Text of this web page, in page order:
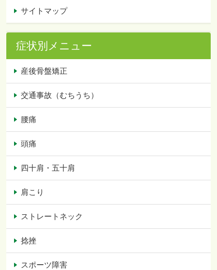
サイトマップ
症状別メニュー
産後骨盤矯正
交通事故（むちうち）
腰痛
頭痛
四十肩・五十肩
肩こり
ストレートネック
捻挫
スポーツ障害